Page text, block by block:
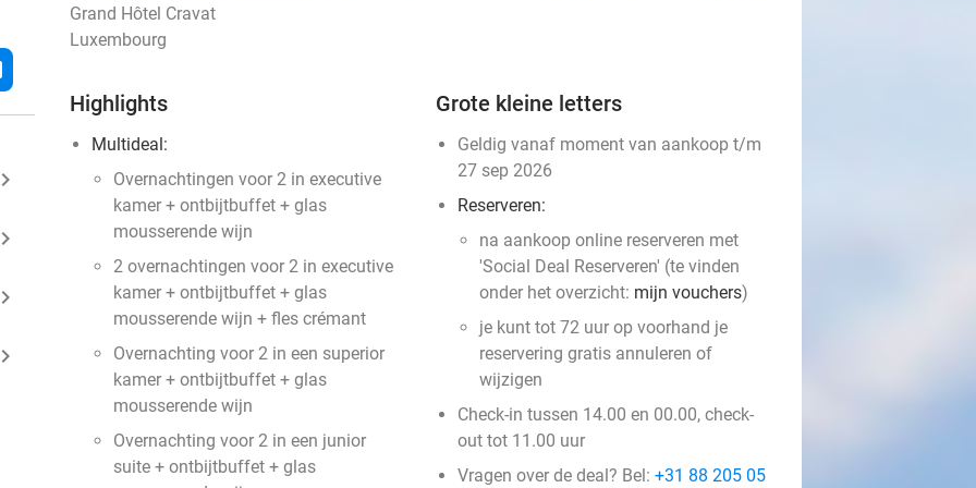
keyboard_arrow_right
keyboard_arrow_right
keyboard_arrow_right
keyboard_arrow_right
Grand Hôtel Cravat
Luxembourg
Highlights
Multideal:
Overnachtingen voor 2 in executive
kamer + ontbijtbuffet + glas
mousserende wijn
2 overnachtingen voor 2 in executive
kamer + ontbijtbuffet + glas
mousserende wijn + fles crémant
Overnachting voor 2 in een superior
kamer + ontbijtbuffet + glas
mousserende wijn
Overnachting voor 2 in een junior
suite + ontbijtbuffet + glas
Grote kleine letters
Geldig vanaf moment van aankoop t/m
27 sep 2026
Reserveren:
na aankoop online reserveren met
'Social Deal Reserveren' (te vinden
onder het overzicht: mijn vouchers)
je kunt tot 72 uur op voorhand je
reservering gratis annuleren of
wijzigen
Check-in tussen 14.00 en 00.00, check-
out tot 11.00 uur
Vragen over de deal? Bel: +31 88 205 05